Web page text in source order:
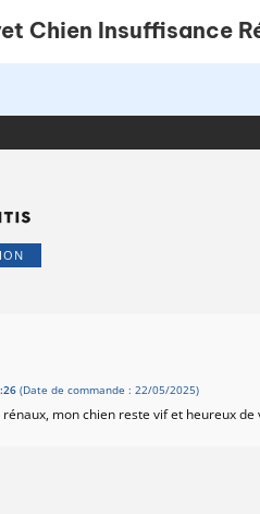
Chien Insuffisance
(Date de commande : 22/05/2025)
mon chien reste vif et heureux de